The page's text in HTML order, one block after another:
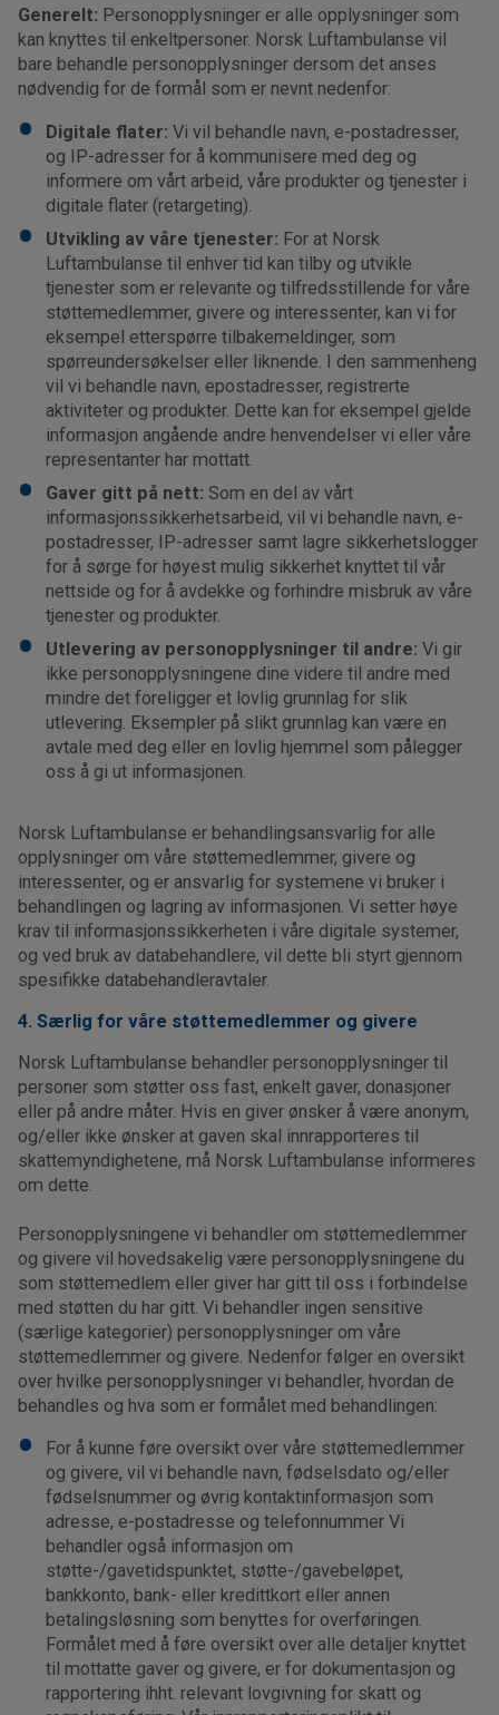
Generelt: Personopplysninger er alle opplysninger som
kan knyttes til enkeltpersoner. Norsk Luftambulanse vil
bare behandle personopplysninger dersom det anses
nødvendig for de formål som er nevnt nedenfor:
Digitale flater: Vi vil behandle navn, e-postadresser,
og IP-adresser for å kommunisere med deg og
informere om vårt arbeid, våre produkter og tjenester i
digitale flater (retargeting).
Utvikling av våre tjenester: For at Norsk
Luftambulanse til enhver tid kan tilby og utvikle
tjenester som er relevante og tilfredsstillende for våre
støttemedlemmer, givere og interessenter, kan vi for
eksempel etterspørre tilbakemeldinger, som
spørreundersøkelser eller liknende. I den sammenheng
vil vi behandle navn, epostadresser, registrerte
aktiviteter og produkter. Dette kan for eksempel gjelde
informasjon angående andre henvendelser vi eller våre
representanter har mottatt.
Gaver gitt på nett: Som en del av vårt
informasjonssikkerhetsarbeid, vil vi behandle navn, e-
postadresser, IP-adresser samt lagre sikkerhetslogger
for å sørge for høyest mulig sikkerhet knyttet til vår
nettside og for å avdekke og forhindre misbruk av våre
tjenester og produkter.
Utlevering av personopplysninger til andre: Vi gir
ikke personopplysningene dine videre til andre med
mindre det foreligger et lovlig grunnlag for slik
utlevering. Eksempler på slikt grunnlag kan være en
avtale med deg eller en lovlig hjemmel som pålegger
oss å gi ut informasjonen.
Norsk Luftambulanse er behandlingsansvarlig for alle
opplysninger om våre støttemedlemmer, givere og
interessenter, og er ansvarlig for systemene vi bruker i
behandlingen og lagring av informasjonen. Vi setter høye
krav til informasjonssikkerheten i våre digitale systemer,
og ved bruk av databehandlere, vil dette bli styrt gjennom
spesifikke databehandleravtaler.
4. Særlig for våre støttemedlemmer og givere
Norsk Luftambulanse behandler personopplysninger til
personer som støtter oss fast, enkelt gaver, donasjoner
eller på andre måter. Hvis en giver ønsker å være anonym,
og/eller ikke ønsker at gaven skal innrapporteres til
skattemyndighetene, må Norsk Luftambulanse informeres
om dette.
Personopplysningene vi behandler om støttemedlemmer
og givere vil hovedsakelig være personopplysningene du
som støttemedlem eller giver har gitt til oss i forbindelse
med støtten du har gitt. Vi behandler ingen sensitive
(særlige kategorier) personopplysninger om våre
støttemedlemmer og givere. Nedenfor følger en oversikt
over hvilke personopplysninger vi behandler, hvordan de
behandles og hva som er formålet med behandlingen:
For å kunne føre oversikt over våre støttemedlemmer
og givere, vil vi behandle navn, fødselsdato og/eller
fødselsnummer og øvrig kontaktinformasjon som
adresse, e-postadresse og telefonnummer Vi
behandler også informasjon om
støtte-/gavetidspunktet, støtte-/gavebeløpet,
bankkonto, bank- eller kredittkort eller annen
betalingsløsning som benyttes for overføringen.
Formålet med å føre oversikt over alle detaljer knyttet
til mottatte gaver og givere, er for dokumentasjon og
rapportering ihht. relevant lovgivning for skatt og